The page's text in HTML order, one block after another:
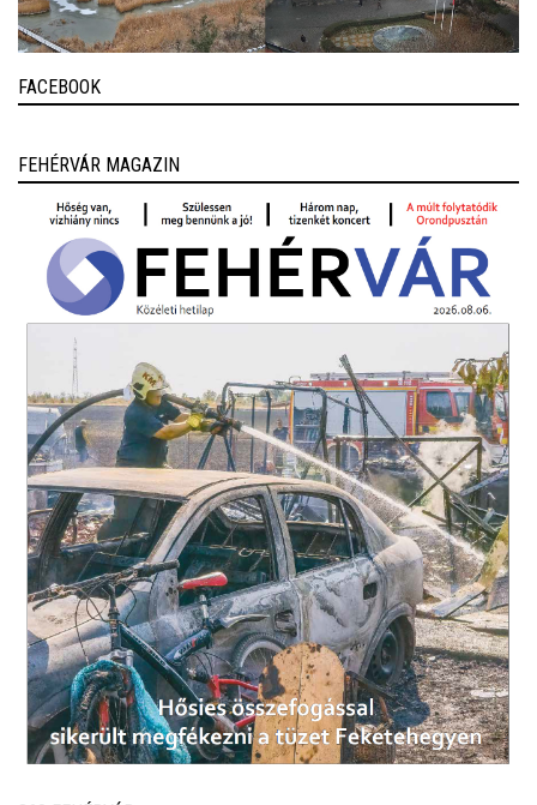
FACEBOOK
FEHÉRVÁR MAGAZIN